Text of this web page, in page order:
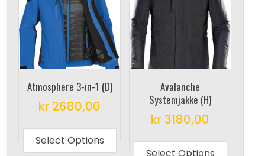
Atmosphere 3-in-1 (D)
kr 2680,00
Select Options
product
Avalanche
Systemjakke (H)
kr 3180,00